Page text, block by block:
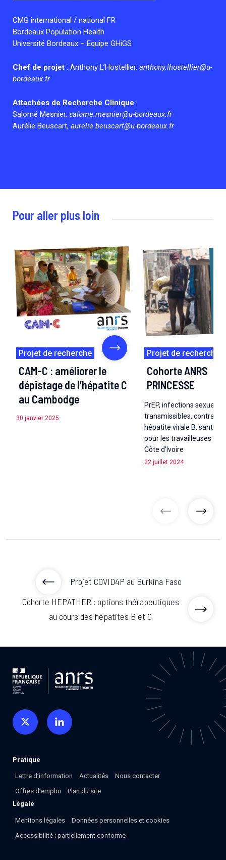
CMG international / national FR
Bordeaux Population Health
Université Bordeaux – Equipe GHiGS
Chef de projet : Anthony L’Hostellier, anthony.lhostellier@u-
bordeaux.fr
Attachées de Recherche Clinique :
Salomé Mesnier, salome.mesnier@u-bordeaux.fr
Aurélie Beuscart, aurelie.beuscart@u-bordeaux.fr
Pour aller plus loin
Projet de recherche
CAM-C : améliorer le
dépistage de l’hépatite C
au Cambodge
30 janvier 2025
Projet de recherche
Cohorte ANRS
PRINCESSE
PrEP, infections
transmissibles,
hépatite virale B, santé
pour les travailleuses du
Côte d’Ivoire
22 juillet 2024
Projet COVID4P au Burkina Faso
Cohorte HEPATHER : options thérapeutiques
au cours des hépatites B et C
Pratique
Lettre d’information Actualités
Nous contacter
Offres d’emploi
Plan du site
Légale
Mentions légales
Données personnelles et cookies
Accessibilité : partiellement conforme